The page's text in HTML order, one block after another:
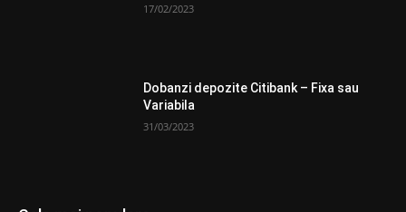
17/02/2023
Dobanzi depozite Citibank – Fixa sau
Variabila
31/03/2023